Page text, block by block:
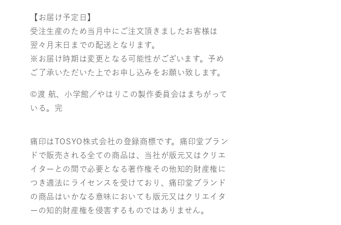
【お届け予定日】
受注生産のため当月中にご注文頂きましたお客様は
翌々月末日までの配送となります。
※お届け時期は変更となる可能性がございます。予め
ご了承いただいた上でお申し込みをお願い致します。
©渡 航、小学館／やはりこの製作委員会はまちがって
いる。完
痛印はTOSYO株式会社の登録商標です。痛印堂ブラン
ドで販売される全ての商品は、当社が版元又はクリエ
イターとの間で必要となる著作権その他知的財産権に
つき適法にライセンスを受けており、痛印堂ブランド
の商品はいかなる意味においても版元又はクリエイタ
ーの知的財産権を侵害するものではありません。